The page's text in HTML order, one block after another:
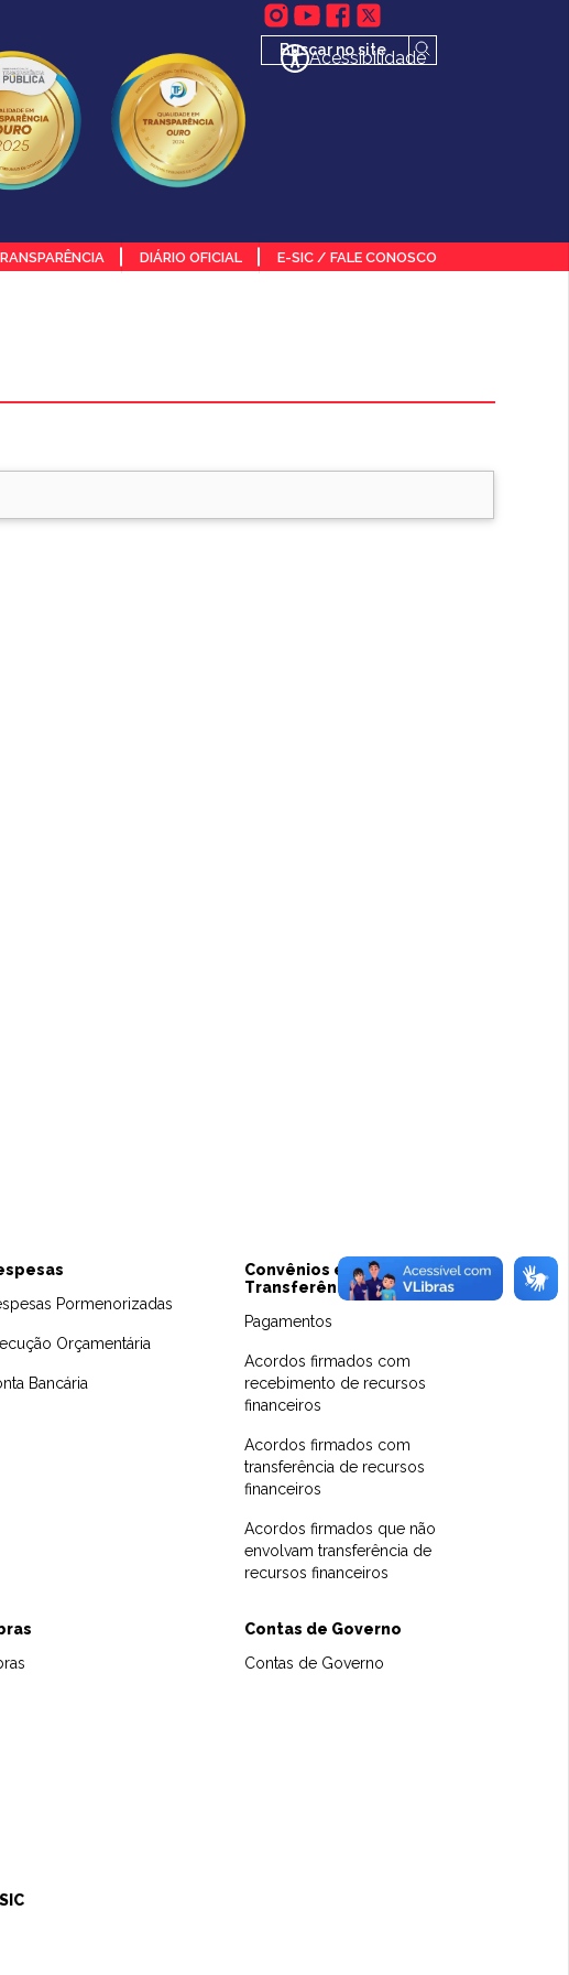
Acessibilidade
DIÁRIO OFICIAL E-SIC / FALE CONOSCO
Pormenorizadas
Orçamentária
Bancária
Convênios e
Transferências
Pagamentos
Acordos firmados com
recebimento de recursos
financeiros
Acordos firmados com
transferência de recursos
financeiros
Acordos firmados que não
envolvam transferência de
recursos financeiros
Contas de Governo
Contas de Governo